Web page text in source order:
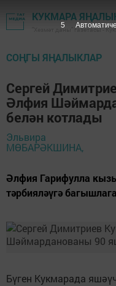
КУКМАРА
"Хезмәт даны" газетасы -
СОҢГЫ ЯҢАЛЫКЛАР
Сергей
Әлфия
белән котлады
Эльвира
МӨБАРӘКШИНА,
Әлфия Гарифулла
тәрбияләүгә
Бүген Кукмарада
3